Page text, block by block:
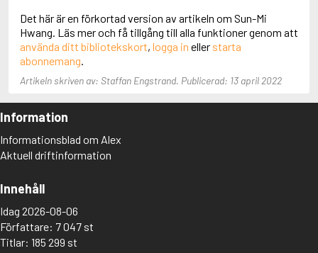
Adamov, Arthur
Adams, Douglas
Adams, Herbert
Adams, Jane
Adams, Richard
Adbåge, Lisen
Adelborg, Ottilia
Adichie, Chimamanda Ngozi
Adiga, Aravind
Adler-Olsen, Jussi
Adnan, Etel
Adolfsson, Evert
Adolfsson, Gunnar
Adolfsson, Josefine
Det här är en förkortad version av artikeln om Sun-Mi
Hwang. Läs mer och få tillgång till alla funktioner genom att
använda ditt bibliotekskort, logga in eller starta
abonnemang.
Artikeln skriven av: Staffan Engstrand. Publicerad: 13 april 2022
Information
Informationsblad om Alex
Aktuell driftinformation
Innehåll
Idag 2026-08-06
Författare: 7 047 st
Titlar: 185 299 st